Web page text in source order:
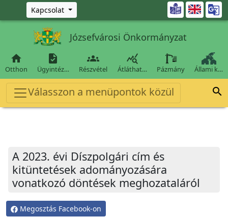
Ugrás a fő tartalomra
Kapcsolat 
Józsefvárosi Önkormányzat

Otthon

Ügyintéz…

Részvétel

Átláthat… Pázmány Állami k…
Válasszon a menüpontok közül 
A 2023. évi Díszpolgári cím és
kitüntetések adományozására
vonatkozó döntések meghozataláról
Megosztás Facebook-on